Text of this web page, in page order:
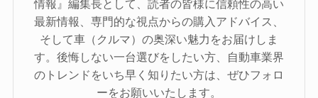
最新情報、専門的な視点からの購入アドバイス、
そして車（クルマ）の奥深い魅力をお届けしま
す。後悔しない一台選びをしたい方、自動車業界
のトレンドをいち早く知りたい方は、ぜひフォロ
ーをお願いいたします。